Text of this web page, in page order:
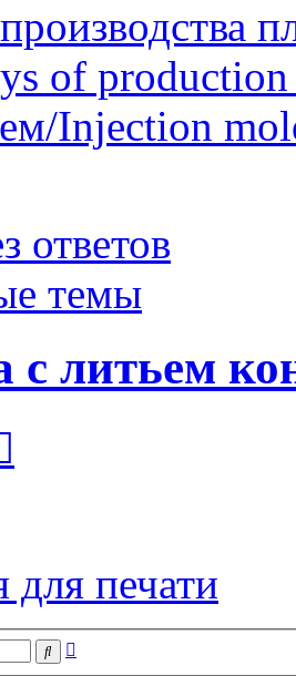
of
Injection
ответов
темы
с литьем
для печати
Поиск